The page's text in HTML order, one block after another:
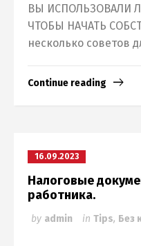
ВЫ ИСПОЛЬЗОВАЛИ
ЧТОБЫ НАЧАТЬ
несколько советов
Continue reading
16.09.2023
Налоговые
работника.
by admin in Tips, Без